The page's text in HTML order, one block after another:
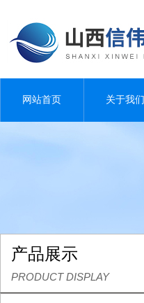
网站首页 关于我们
产品展示
PRODUCT DISPLAY